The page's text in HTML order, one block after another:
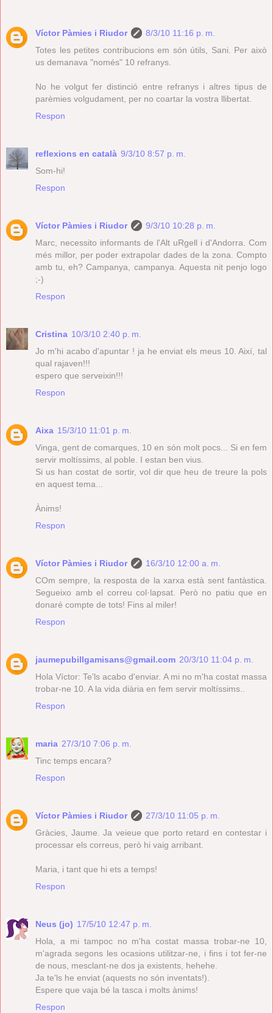
Víctor Pàmies i Riudor
8/3/10 11:16 p. m.
Totes les petites contribucions em són útils, Sani. Per això
us demanava "només" 10 refranys.
No he volgut fer distinció entre refranys i altres tipus de
parèmies volgudament, per no coartar la vostra llibertat.
Respon
reflexions en català 9/3/10 8:57 p. m.
Som-hi!
Respon
Víctor Pàmies i Riudor
9/3/10 10:28 p. m.
Marc, necessito informants de l'Alt uRgell i d'Andorra. Com
més millor, per poder extrapolar dades de la zona. Compto
amb tu, eh? Campanya, campanya. Aquesta nit penjo logo
;-)
Respon
Cristina 10/3/10 2:40 p. m.
Jo m'hi acabo d'apuntar ! ja he enviat els meus 10. Així, tal
qual rajaven!!!
espero que serveixin!!!
Respon
Aixa 15/3/10 11:01 p. m.
Vinga, gent de comarques, 10 en són molt pocs... Si en fem
servir moltíssims, al poble. I estan ben vius.
Si us han costat de sortir, vol dir que heu de treure la pols
en aquest tema...
Ànims!
Respon
Víctor Pàmies i Riudor
16/3/10 12:00 a. m.
COm sempre, la resposta de la xarxa està sent fantàstica.
Segueixo amb el correu col·lapsat. Però no patiu que en
donaré compte de tots! Fins al miler!
Respon
jaumepubillgamisans@gmail.com 20/3/10 11:04 p. m.
Hola Víctor: Te'ls acabo d'enviar. A mi no m'ha costat massa
trobar-ne 10. A la vida diària en fem servir moltíssims..
Respon
maria 27/3/10 7:06 p. m.
Tinc temps encara?
Respon
Víctor Pàmies i Riudor
27/3/10 11:05 p. m.
Gràcies, Jaume. Ja veieue que porto retard en contestar i
processar els correus, però hi vaig arribant.
Maria, i tant que hi ets a temps!
Respon
Neus (jo) 17/5/10 12:47 p. m.
Hola, a mi tampoc no m'ha costat massa trobar-ne 10,
m'agrada segons les ocasions utilitzar-ne, i fins i tot fer-ne
de nous, mesclant-ne dos ja existents, hehehe.
Ja te'ls he enviat (aquests no són inventats!).
Espere que vaja bé la tasca i molts ànims!
Respon